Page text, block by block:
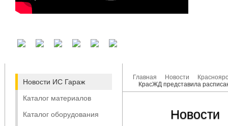
Новости ИС Гараж
Каталог материалов
Каталог оборудования
Главная Новости
КрасЖД представила
Новости